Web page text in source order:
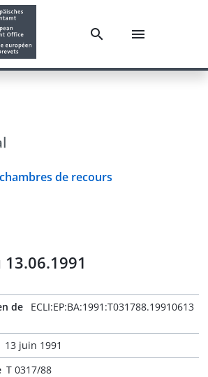
de recours
de
ECLI:EP:BA:1991:T031788.19910613
13 juin 1991
T 0317/88